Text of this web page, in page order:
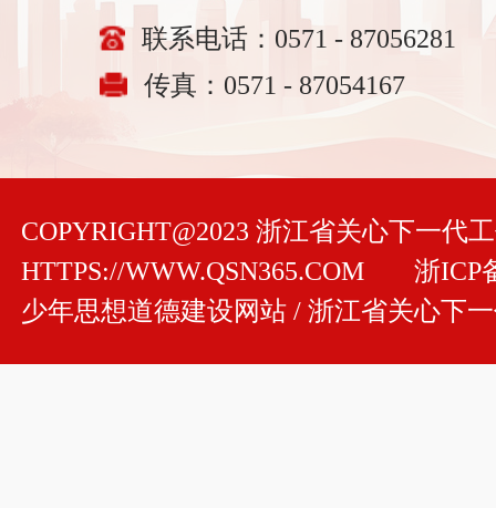
联系电话：0571 - 87056281
传真：0571 - 87054167
COPYRIGHT@2023 浙江省关心下一代
HTTPS://WWW.QSN365.COM
浙ICP
少年思想道德建设网站 / 浙江省关心下